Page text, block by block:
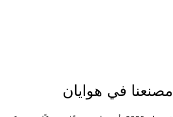
مصنعنا في هوايان